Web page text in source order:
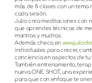
más de 8 clases con un
cada sesión.
Julio crea meditaciones con
que aprendes técnicas de
mantras y mudras.
Además checa en
individuales para crecer,
conciencia en aspectos de
También entrenamiento,
nueva ONE SHOT, una
para que con enfoque te